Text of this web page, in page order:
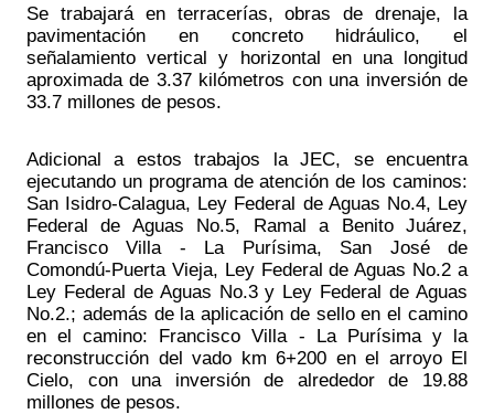
Se trabajará en terracerías, obras de drenaje, la
pavimentación en concreto hidráulico, el
señalamiento vertical y horizontal en una longitud
aproximada de 3.37 kilómetros con una inversión de
33.7 millones de pesos.
Adicional a estos trabajos la JEC, se encuentra
ejecutando un programa de atención de los caminos:
San Isidro-Calagua, Ley Federal de Aguas No.4, Ley
Federal de Aguas No.5, Ramal a Benito Juárez,
Francisco Villa - La Purísima, San José de
Comondú-Puerta Vieja, Ley Federal de Aguas No.2 a
Ley Federal de Aguas No.3 y Ley Federal de Aguas
No.2.; además de la aplicación de sello en el camino
en el camino: Francisco Villa - La Purísima y la
reconstrucción del vado km 6+200 en el arroyo El
Cielo, con una inversión de alrededor de 19.88
millones de pesos.